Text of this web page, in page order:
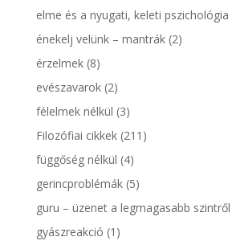
elme és a nyugati, keleti pszichológia
énekelj velünk – mantrák(2)
érzelmek(8)
evészavarok(2)
félelmek nélkül (3)
Filozófiai cikkek(211)
függőség nélkül (4)
gerincproblémák(5)
guru – üzenet a legmagasabb szintről
gyászreakció (1)